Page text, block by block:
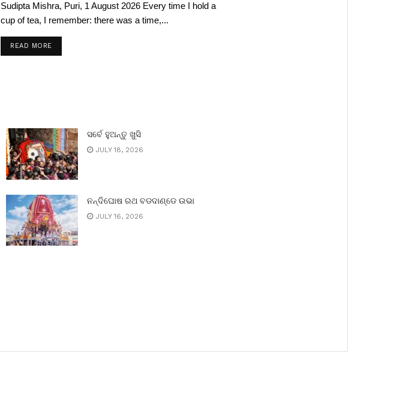
Sudipta Mishra, Puri, 1 August 2026 Every time I hold a
cup of tea, I remember: there was a time,...
READ MORE
ସର୍ବେ ହୁଅନ୍ତୁ ଖୁସି
JULY 18, 2026
ନନ୍ଦିଘୋଷ ରଥ ବଡଦାଣ୍ଡେ ଉଭା
JULY 16, 2026